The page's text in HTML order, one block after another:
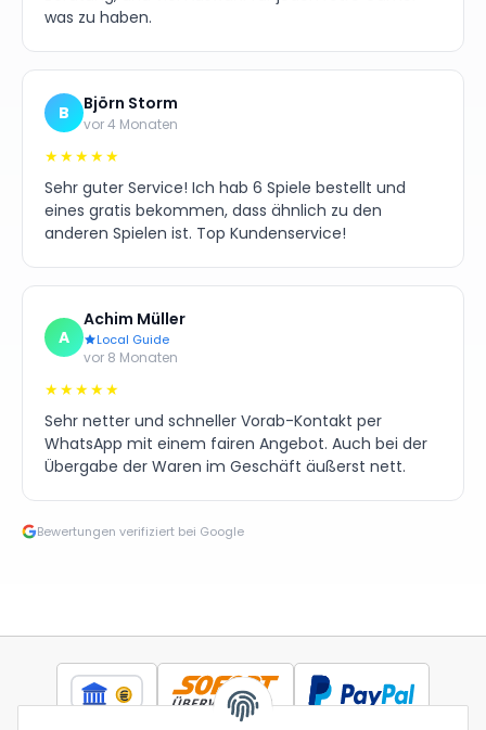
was zu haben.
B Björn Storm
vor 4 Monaten
★★★★★
Sehr guter Service! Ich hab 6 Spiele bestellt und
eines gratis bekommen, dass ähnlich zu den
anderen Spielen ist. Top Kundenservice!
A
Achim Müller
Local Guide
vor 8 Monaten
★★★★★
Sehr netter und schneller Vorab-Kontakt per
WhatsApp mit einem fairen Angebot. Auch bei der
Übergabe der Waren im Geschäft äußerst nett.
Bewertungen verifiziert bei Google